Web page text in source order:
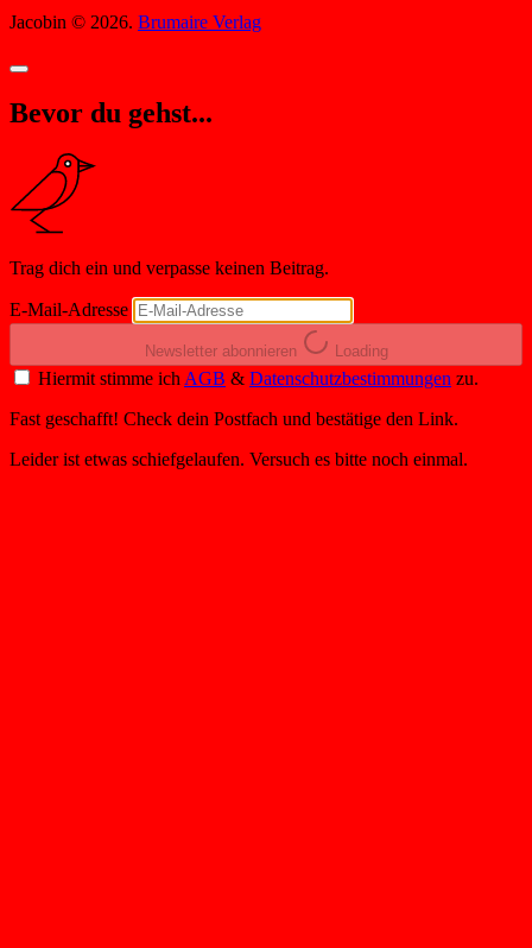
Jacobin © 2026. Brumaire Verlag
Bevor du gehst...
Trag dich ein und verpasse keinen Beitrag.
E-Mail-Adresse
Newsletter abonnieren Loading
Hiermit stimme ich AGB & Datenschutzbestimmungen zu.
Fast geschafft! Check dein Postfach und bestätige den Link.
Leider ist etwas schiefgelaufen. Versuch es bitte noch einmal.